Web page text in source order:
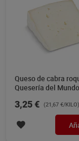
Queso de cabra
Quesería del
3,25 € (21,67 €/KILO)